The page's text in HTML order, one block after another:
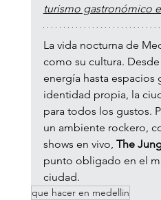
turismo gastronómico
La vida nocturna de
como su cultura.
energía hasta espacios
identidad propia, la
para todos los gustos.
un ambiente rockero,
shows en vivo, The
punto obligado en el
ciudad.
que hacer en medellin